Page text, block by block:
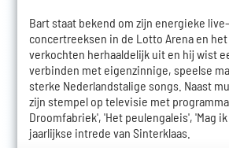
Bart staat bekend om zijn energieke
concertreeksen in de Lotto Arena en
verkochten herhaaldelijk uit en hij wist
verbinden met eigenzinnige, speelse
sterke Nederlandstalige songs. Naast
zijn stempel op televisie met
Droomfabriek', 'Het peulengaleis', 'Mag
jaarlijkse intrede van Sinterklaas.